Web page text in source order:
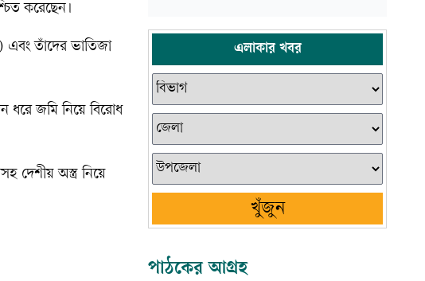
করেছেন।
এবং তাঁদের ভাতিজা
ধরে জমি নিয়ে বিরোধ
দেশীয় অস্ত্র নিয়ে
এলাকার খবর
খুঁজুন
পাঠকের আগ্রহ